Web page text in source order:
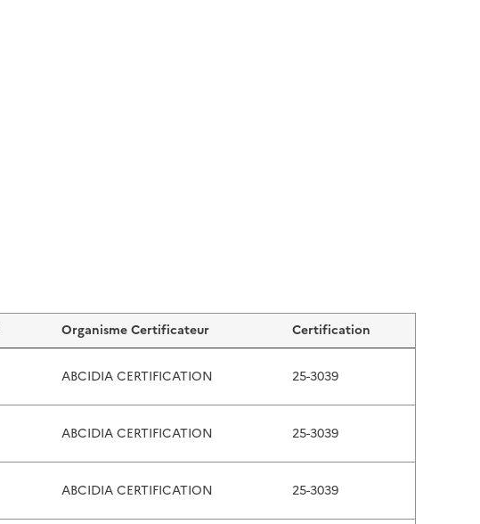
Organisme Certificateur Certification
ABCIDIA CERTIFICATION 25-3039
ABCIDIA CERTIFICATION 25-3039
ABCIDIA CERTIFICATION 25-3039